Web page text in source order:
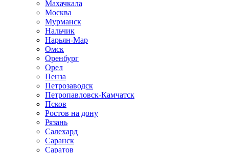
Махачкала
Москва
Мурманск
Нальчик
Нарьян-Мар
Омск
Оренбург
Орел
Пенза
Петрозаводск
Петропавловск-Камчатск
Псков
Ростов на дону
Рязань
Салехард
Саранск
Саратов